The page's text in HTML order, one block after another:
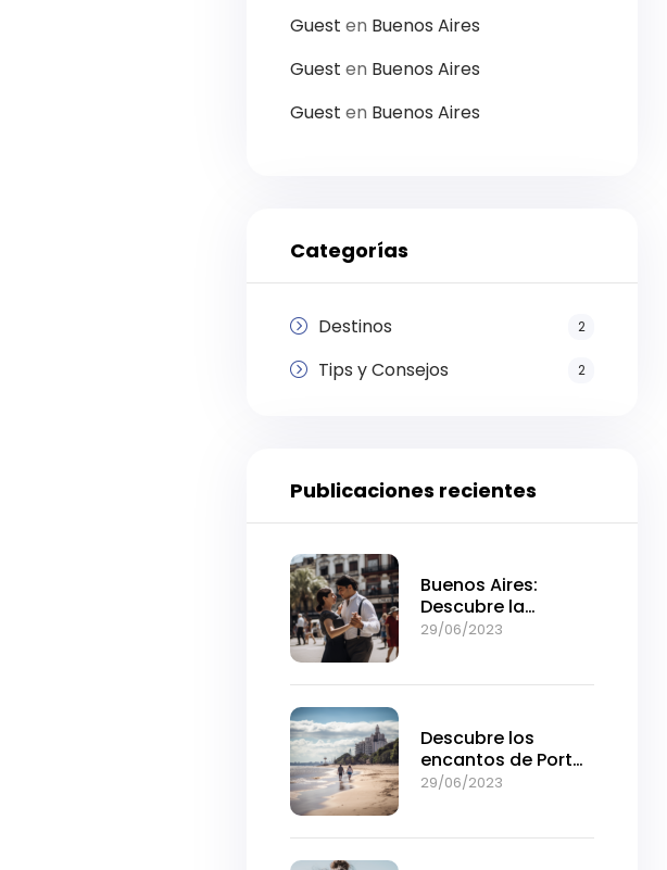
Guest en Buenos Aires
Guest en Buenos Aires
Guest en Buenos Aires
Categorías
Destinos 2
Tips y Consejos 2
Publicaciones recientes
Buenos Aires:
Descubre la
intensidad de la
29/06/2023
Descubre los
encantos de Porto
Alegre: Una joya del
29/06/2023